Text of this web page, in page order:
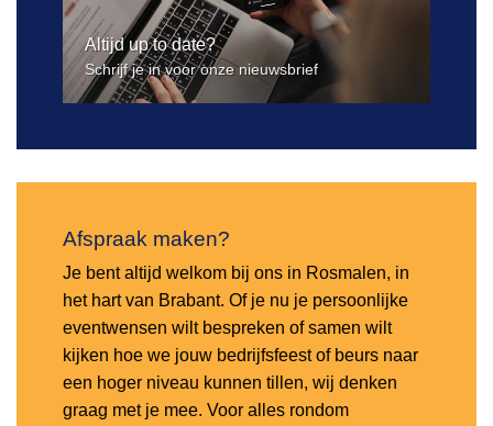
Altijd up to date?
Schrijf je in voor onze nieuwsbrief
Afspraak maken?
Je bent altijd welkom bij ons in Rosmalen, in
het hart van Brabant. Of je nu je persoonlijke
eventwensen wilt bespreken of samen wilt
kijken hoe we jouw bedrijfsfeest of beurs naar
een hoger niveau kunnen tillen, wij denken
graag met je mee. Voor alles rondom